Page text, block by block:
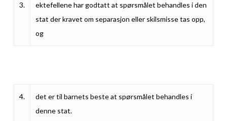
3.
ektefellene har godtatt at spørsmålet behandles i den
stat der kravet om separasjon eller skilsmisse tas opp,
og
4.
det er til barnets beste at spørsmålet behandles i
denne stat.